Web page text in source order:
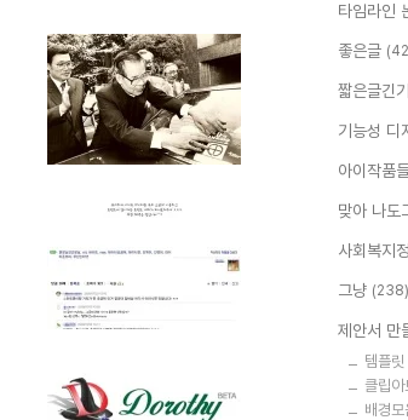
타임라인
좋은글
짧은글긴
기능성 디
아이작품
맞아 나도
사회복지
그냥 (238)
제안서 만
템플릿
클립아
배경모